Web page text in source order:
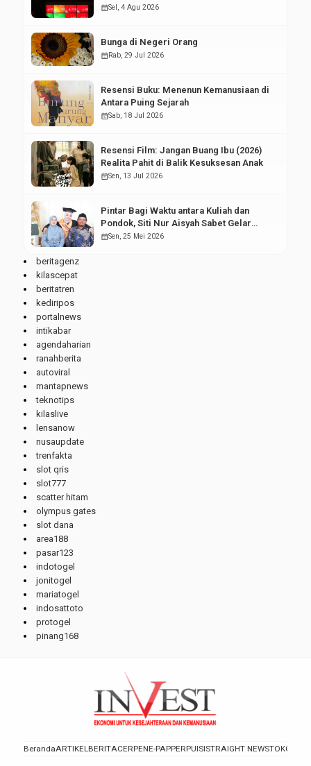
Pasar Modal
calendar_monthSel, 4 Agu 2026
Bunga di Negeri Orang
calendar_monthRab, 29 Jul 2026
Resensi Buku: Menenun Kemanusiaan di
Antara Puing Sejarah
calendar_monthSab, 18 Jul 2026
Resensi Film: Jangan Buang Ibu (2026)
Realita Pahit di Balik Kesuksesan Anak
calendar_monthSen, 13 Jul 2026
Pintar Bagi Waktu antara Kuliah dan
Pondok, Siti Nur Aisyah Sabet Gelar
Wisudawan Terbaik
calendar_monthSen, 25 Mei 2026
beritagenz
kilascepat
beritatren
kediripos
portalnews
intikabar
agendaharian
ranahberita
autoviral
mantapnews
teknotips
kilaslive
lensanow
nusaupdate
trenfakta
slot qris
slot777
scatter hitam
olympus gates
slot dana
area188
pasar123
indotogel
jonitogel
mariatogel
indosattoto
protogel
pinang168
BerandaARTIKEL BERITACERPENE-PAPPERPUISISTRAIGHT NEWSTOKOH